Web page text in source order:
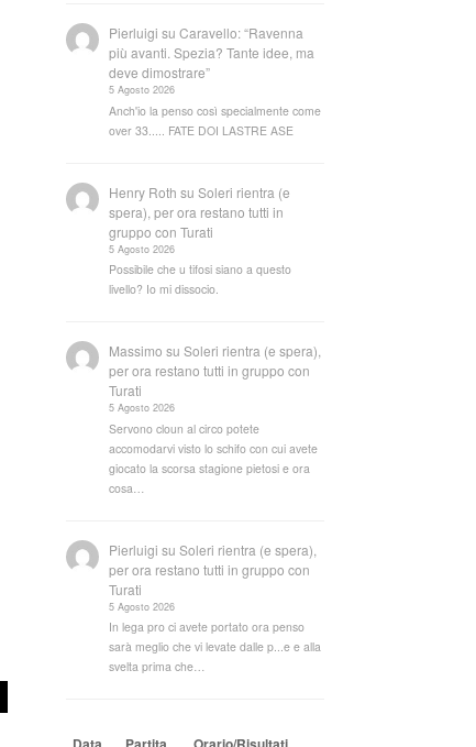
Pierluigi suCaravello: “Ravenna
più avanti. Spezia? Tante idee, ma
deve dimostrare”
5 Agosto 2026
Anch'io la penso così specialmente come
over 33..... FATE DOI LASTRE ASE
Henry Roth suSoleri rientra (e
spera), per ora restano tutti in
gruppo con Turati
5 Agosto 2026
Possibile che u tifosi siano a questo
livello? Io mi dissocio.
Massimo suSoleri rientra (e spera),
per ora restano tutti in gruppo con
Turati
5 Agosto 2026
Servono cloun al circo potete
accomodarvi visto lo schifo con cui avete
giocato la scorsa stagione pietosi e ora
cosa…
Pierluigi suSoleri rientra (e spera),
per ora restano tutti in gruppo con
Turati
5 Agosto 2026
In lega pro ci avete portato ora penso
sarà meglio che vi levate dalle p...e e alla
svelta prima che…